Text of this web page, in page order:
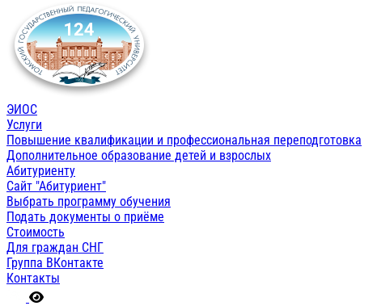
ЭИОС
Услуги
Повышение квалификации и профессиональная переподготовка
Дополнительное образование детей и взрослых
Абитуриенту
Сайт "Абитуриент"
Выбрать программу обучения
Подать документы о приёме
Стоимость
Для граждан СНГ
Группа ВКонтакте
Контакты